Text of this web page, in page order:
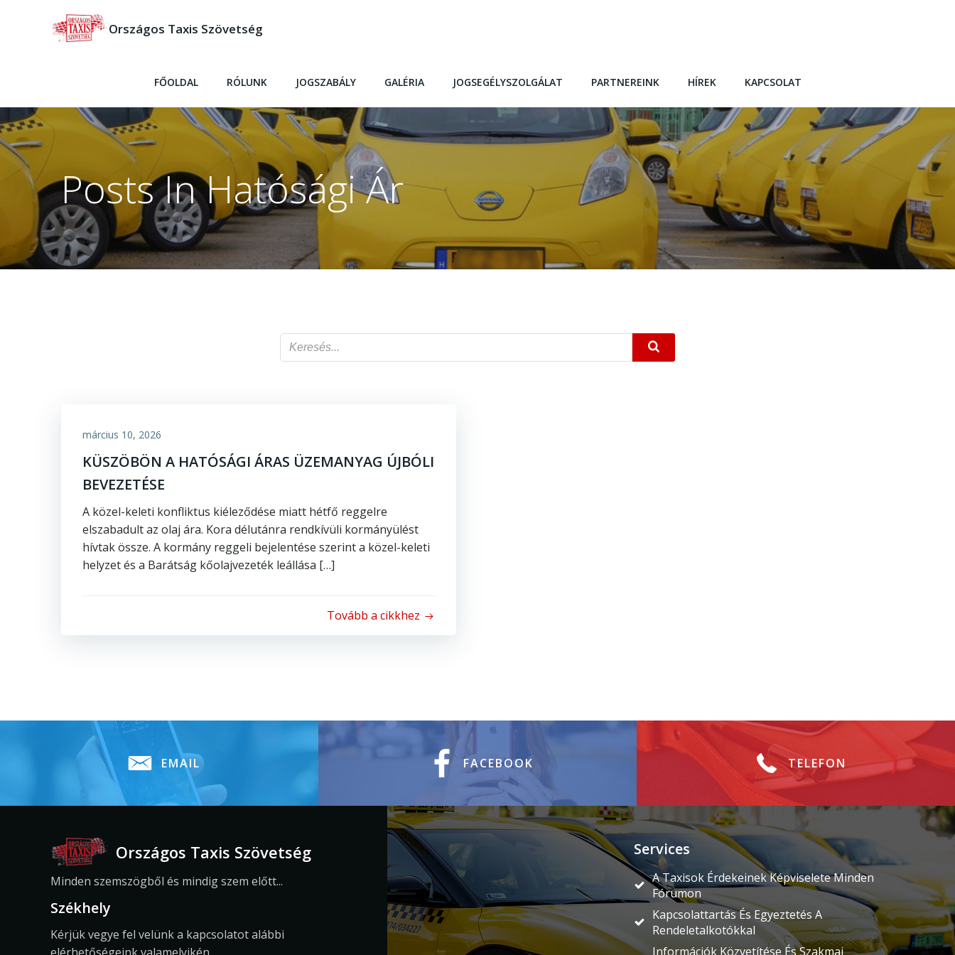
Országos Taxis Szövetség
FŐOLDAL RÓLUNK JOGSZABÁLY GALÉRIA JOGSEGÉLYSZOLGÁLAT PARTNEREINK HÍREK KAPCSOLAT
Posts In Hatósági Ár
március 10, 2026
KÜSZÖBÖN A HATÓSÁGI ÁRAS ÜZEMANYAG ÚJBÓLI
BEVEZETÉSE
A közel-keleti konfliktus kiéleződése miatt hétfő reggelre
elszabadult az olaj ára. Kora délutánra rendkívüli kormányülést
hívtak össze. A kormány reggeli bejelentése szerint a közel-keleti
helyzet és a Barátság kőolajvezeték leállása […]
Tovább a cikkhez
EMAIL FACEBOOK TELEFON
Országos Taxis Szövetség
Minden szemszögből és mindig szem előtt...
Székhely
Kérjük vegye fel velünk a kapcsolatot alábbi
Services
A Taxisok Érdekeinek Képviselete Minden
Fórumon
Kapcsolattartás És Egyeztetés A
Rendeletalkotókkal
Információk Közvetítése És Szakmai